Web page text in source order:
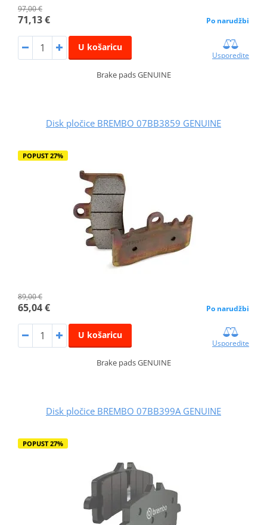
97,00 €
71,13 € Po narudžbi
U košaricu
Usporedite
Brake pads GENUINE
Disk pločice BREMBO 07BB3859 GENUINE
POPUST 27%
89,00 €
65,04 € Po narudžbi
U košaricu
Usporedite
Brake pads GENUINE
Disk pločice BREMBO 07BB399A GENUINE
POPUST 27%